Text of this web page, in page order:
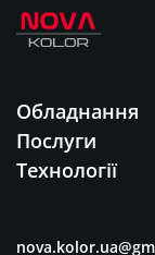
Обладнання
Послуги
Технології